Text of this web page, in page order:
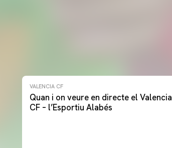
VALENCIA CF
Quan i on veure en directe el Valencia
CF – l’Esportiu Alabés